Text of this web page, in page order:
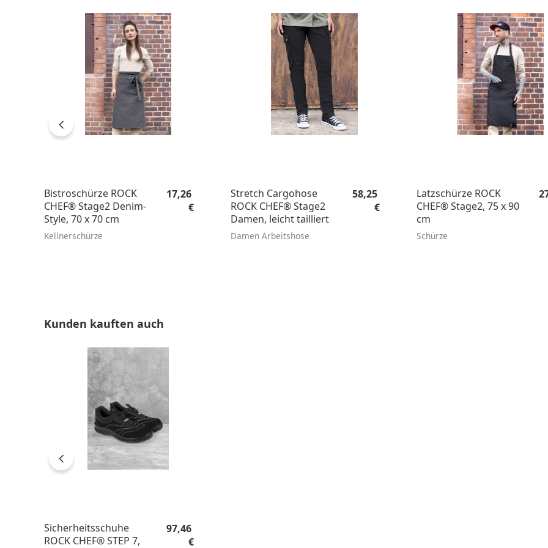
Bistroschürze ROCK
CHEF® Stage2 Denim-
Style, 70 x 70 cm
Kellnerschürze
Regulärer Preis:
17,26
€
Stretch Cargohose
ROCK CHEF® Stage2
Damen, leicht tailliert
Damen Arbeitshose
Regulärer Preis:
58,25
€
Latzschürze ROCK
CHEF® Stage2, 75 x 90
cm
Schürze
Produktgalerie überspringen
Kunden kauften auch
Sicherheitsschuhe
ROCK CHEF® STEP 7,
Regulärer Preis:
97,46
€